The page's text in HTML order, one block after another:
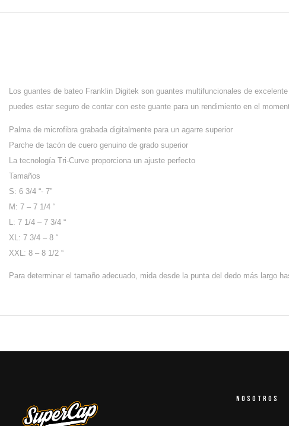
Los guantes de bateo Franklin Digitek son guantes multifuncionales de excelente
puedes estar seguro de contar con este guante para un rendimiento en el
Palma de microfibra grabada digitalmente para un agarre superior
Parche de tacón de cuero genuino de grado superior
La tecnología Tri-Curve proporciona un ajuste perfecto
Tamaños
S: 6 3/4 “- 7”
M: 7 – 7 1/4 “
L: 7 1/4 – 7 3/4 “
XL: 7 3/4 – 8 “
XXL: 8 – 8 1/2 “
Para determinar el tamaño adecuado, mida desde la punta del dedo más largo
NOSOTROS